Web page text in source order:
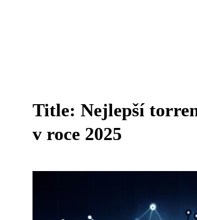
Title: Nejlepší
v roce 2025